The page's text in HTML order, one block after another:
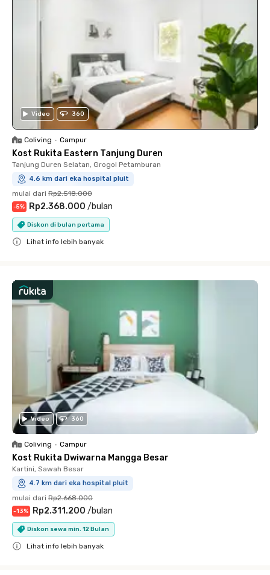
Video 360
Coliving • Campur
Kost Rukita Eastern Tanjung Duren
Tanjung Duren Selatan, Grogol Petamburan
4.6 km dari eka hospital pluit
mulai dari Rp2.518.000
-5% Rp2.368.000 /bulan
Diskon di bulan pertama
Lihat info lebih banyak
Video 360
Coliving • Campur
Kost Rukita Dwiwarna Mangga Besar
Kartini, Sawah Besar
4.7 km dari eka hospital pluit
mulai dari Rp2.668.000
-13% Rp2.311.200 /bulan
Diskon sewa min. 12 Bulan
Lihat info lebih banyak